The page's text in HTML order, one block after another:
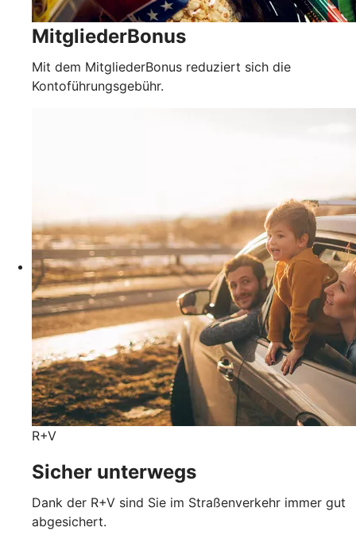
MitgliederBonus
Mit dem MitgliederBonus reduziert sich die
Kontoführungsgebühr.
R+V
Sicher unterwegs
Dank der R+V sind Sie im Straßenverkehr immer gut
abgesichert.